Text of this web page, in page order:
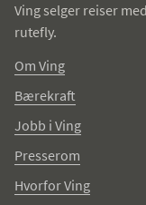
Ving selger reiser
rutefly.
Om Ving
Bærekraft
Jobb i Ving
Presserom
Hvorfor Ving